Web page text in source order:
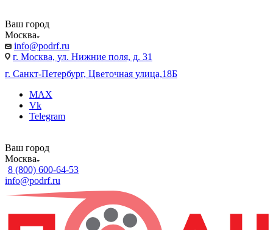
Ваш город
Москва
info@podrf.ru
г. Москва, ул. Нижние поля, д. 31
г. Санкт-Петербург, Цветочная улица,18Б
MAX
Vk
Telegram
Ваш город
Москва
8 (800) 600-64-53
info@podrf.ru